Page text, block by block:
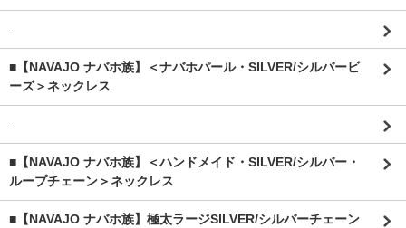
.
■【NAVAJO ナバホ族】＜ナバホパール・SILVER/シルバービ
ーズ＞ネックレス
.
■【NAVAJO ナバホ族】＜ハンドメイド・SILVER/シルバー・
ループチェーン＞ネックレス
■【NAVAJO ナバホ族】極太ラージSILVER/シルバーチェーン